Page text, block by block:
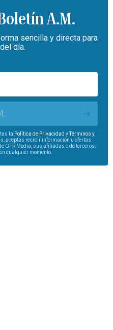
A.M.
sencilla y directa para
día.
la Política de Privacidad y
Términos y
aceptas recibir información u ofertas
GFR Media, sus afiliadas o de terceros.
cualquier momento.